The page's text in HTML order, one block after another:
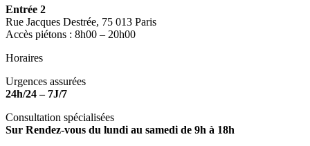
Entrée 2
Rue Jacques Destrée, 75 013 Paris
Accès piétons : 8h00 – 20h00
Horaires
Urgences assurées
24h/24 – 7J/7
Consultation spécialisées
Sur Rendez-vous du lundi au samedi de 9h à 18h